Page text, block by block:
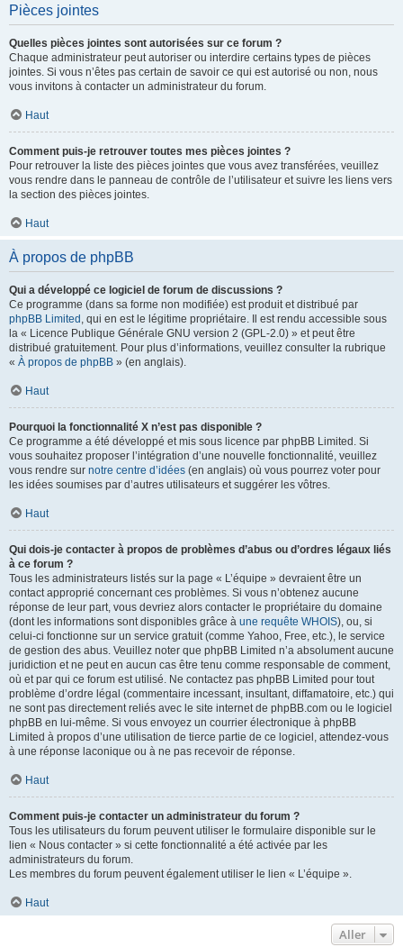
Pièces jointes
Quelles pièces jointes sont autorisées sur ce forum ?
Chaque administrateur peut autoriser ou interdire certains types de pièces
jointes. Si vous n’êtes pas certain de savoir ce qui est autorisé ou non, nous
vous invitons à contacter un administrateur du forum.
Haut
Comment puis-je retrouver toutes mes pièces jointes ?
Pour retrouver la liste des pièces jointes que vous avez transférées, veuillez
vous rendre dans le panneau de contrôle de l’utilisateur et suivre les liens vers
la section des pièces jointes.
Haut
À propos de phpBB
Qui a développé ce logiciel de forum de discussions ?
Ce programme (dans sa forme non modifiée) est produit et distribué par
phpBB Limited , qui en est le légitime propriétaire. Il est rendu accessible sous
la « Licence Publique Générale GNU version 2 (GPL-2.0) » et peut être
distribué gratuitement. Pour plus d’informations, veuillez consulter la rubrique
« À propos de phpBB » (en anglais).
Haut
Pourquoi la fonctionnalité X n’est pas disponible ?
Ce programme a été développé et mis sous licence par phpBB Limited. Si
vous souhaitez proposer l’intégration d’une nouvelle fonctionnalité, veuillez
vous rendre sur notre centre d’idées (en anglais) où vous pourrez voter pour
les idées soumises par d’autres utilisateurs et suggérer les vôtres.
Haut
Qui dois-je contacter à propos de problèmes d’abus ou d’ordres légaux liés
à ce forum ?
Tous les administrateurs listés sur la page « L’équipe » devraient être un
contact approprié concernant ces problèmes. Si vous n’obtenez aucune
réponse de leur part, vous devriez alors contacter le propriétaire du domaine
(dont les informations sont disponibles grâce à une requête WHOIS), ou, si
celui-ci fonctionne sur un service gratuit (comme Yahoo, Free, etc.), le service
de gestion des abus. Veuillez noter que phpBB Limited n’a absolument aucune
juridiction et ne peut en aucun cas être tenu comme responsable de comment,
où et par qui ce forum est utilisé. Ne contactez pas phpBB Limited pour tout
problème d’ordre légal (commentaire incessant, insultant, diffamatoire, etc.) qui
ne sont pas directement reliés avec le site internet de phpBB.com ou le logiciel
phpBB en lui-même. Si vous envoyez un courrier électronique à phpBB
Limited à propos d’une utilisation de tierce partie de ce logiciel, attendez-vous
à une réponse laconique ou à ne pas recevoir de réponse.
Haut
Comment puis-je contacter un administrateur du forum ?
Tous les utilisateurs du forum peuvent utiliser le formulaire disponible sur le
lien « Nous contacter » si cette fonctionnalité a été activée par les
administrateurs du forum.
Les membres du forum peuvent également utiliser le lien « L’équipe ».
Haut
Aller